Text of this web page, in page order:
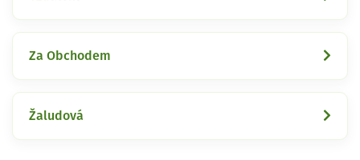
Za Obchodem
Žaludová